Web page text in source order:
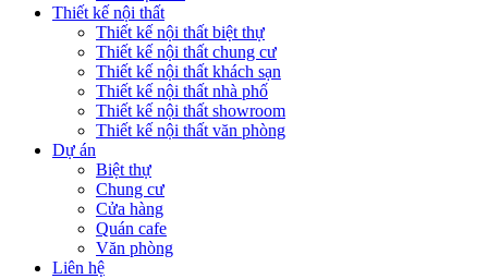
Thiết kế nội thất
Thiết kế nội thất biệt thự
Thiết kế nội thất chung cư
Thiết kế nội thất khách sạn
Thiết kế nội thất nhà phố
Thiết kế nội thất showroom
Thiết kế nội thất văn phòng
Dự án
Biệt thự
Chung cư
Cửa hàng
Quán cafe
Văn phòng
Liên hệ